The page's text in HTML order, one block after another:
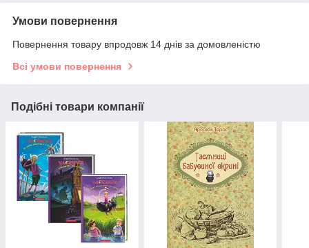
Умови повернення
Повернення товару впродовж 14 днів за домовленістю
Всі умови повернення
Подібні товари компанії